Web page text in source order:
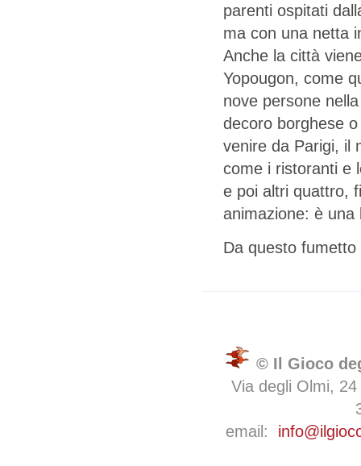
parenti ospitati
ma con una netta
Anche la città
Yopougon, come
nove persone
decoro borghese
venire da Parigi, il
come i ristoranti e
e poi altri quattro,
animazione: è una
Da questo
© Il Gioco
Via degli Olmi,
email: